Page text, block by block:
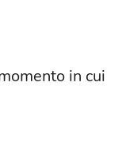
in cui